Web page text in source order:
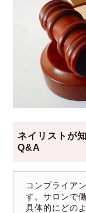
ネイリストが
Q&A
コンプライア
す。サロンで
具体的にどの